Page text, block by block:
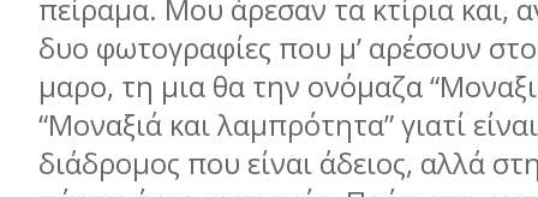
πείραµα. Μου άρεσαν τα κτίρια και,
δυο φωτογραφίες που µ’ αρέσουν
µαρο, τη µια θα την ονόµαζα
“Μοναξιά και λαµπρότητα” γιατί
διάδροµος που είναι άδειος, αλλά